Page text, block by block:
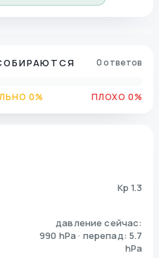
0 ответов
0% ПЛОХО 0%
Kp 1.3
давление сейчас:
990 hPa · перепад: 5.7
hPa